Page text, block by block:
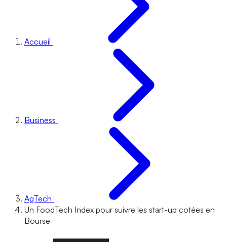
Accueil
Business
AgTech
Un FoodTech Index pour suivre les start-up cotées en
Bourse